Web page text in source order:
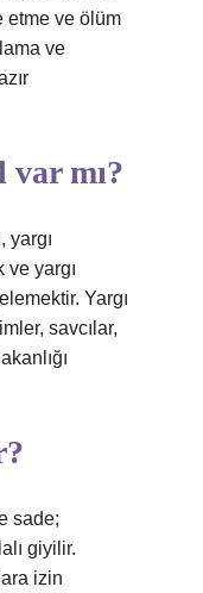
etme ve ölüm
ve
mı?
yargı
yargı
Yargı
savcılar,
sade;
giyilir.
izin